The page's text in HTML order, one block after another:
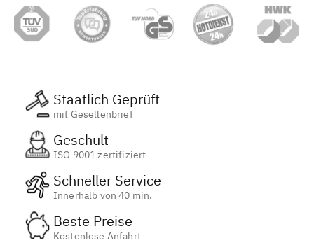
Staatlich Geprüft
mit Gesellenbrief
Geschult
ISO 9001 zertifiziert
Schneller Service
Innerhalb von 40 min.
Beste Preise
Kostenlose Anfahrt